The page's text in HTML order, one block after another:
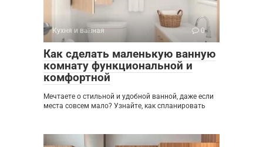
Кухня и ванная 0
Как сделать маленькую ванную
комнату функциональной и
комфортной
Мечтаете о стильной и удобной ванной, даже если
места совсем мало? Узнайте, как спланировать